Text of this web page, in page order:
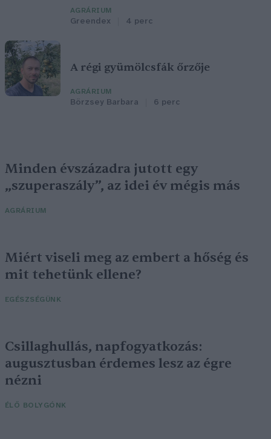
AGRÁRIUM
Greendex 4 perc
A régi gyümölcsfák őrzője
AGRÁRIUM
Börzsey Barbara 6 perc
Minden évszázadra jutott egy
„szuperaszály”, az idei év mégis más
AGRÁRIUM
Miért viseli meg az embert a hőség és
mit tehetünk ellene?
EGÉSZSÉGÜNK
Csillaghullás, napfogyatkozás:
augusztusban érdemes lesz az égre
nézni
ÉLŐ BOLYGÓNK